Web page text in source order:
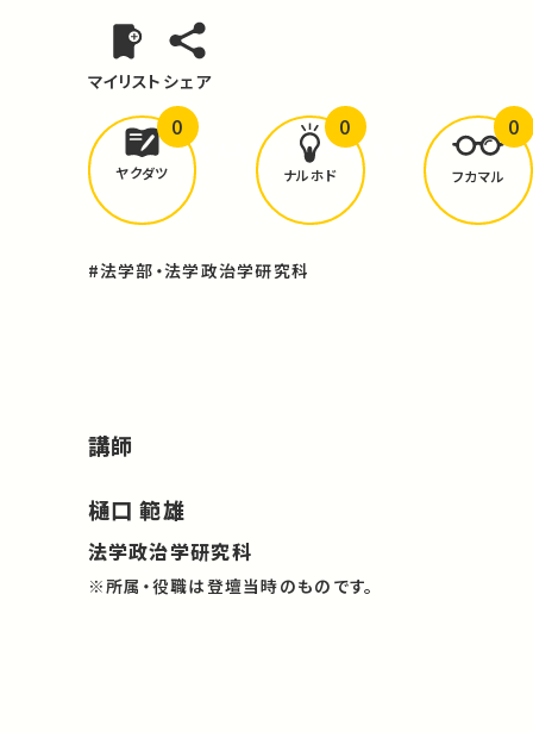
マイリスト シェア
どんな学びがありましたか？
ヤクダツ
0
ナルホド
0
フカマル
0
#法学部・法学政治学研究科
講師
樋口 範雄
法学政治学研究科
※所属・役職は登壇当時のものです。